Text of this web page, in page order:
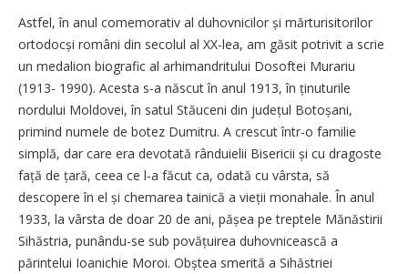
Astfel, în anul comemorativ al duhovnicilor și mărturisitorilor
ortodocși români din secolul al XX-lea, am găsit potrivit a scrie
un medalion biografic al arhimandritului Dosoftei Murariu
(1913- 1990). Acesta s-a născut în anul 1913, în ținuturile
nordului Moldovei, în satul Stăuceni din județul Botoșani,
primind numele de botez Dumitru. A crescut într-o familie
simplă, dar care era devotată rânduielii Bisericii și cu dragoste
față de țară, ceea ce l-a făcut ca, odată cu vârsta, să
descopere în el și chemarea tainică a vieții monahale. În anul
1933, la vârsta de doar 20 de ani, pășea pe treptele Mănăstirii
Sihăstria, punându-se sub povățuirea duhovnicească a
părintelui Ioanichie Moroi. Obștea smerită a Sihăstriei